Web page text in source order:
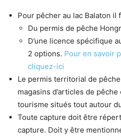
Pour pêcher au lac Balaton il
Du permis de pêche
D’une licence spécifique
2 options. Pour en savoir
cliquez-ici
Le permis territorial de pêche
magasins d’articles de
tourisme situés tout autour
Toute capture doit être
capture. Doit y être